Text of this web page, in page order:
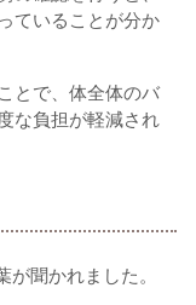
ていることが分か
とで、体全体のバ
な負担が軽減され
聞かれました。